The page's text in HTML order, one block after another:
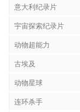
意大利纪录片
宇宙探索纪录片
动物超能力
古埃及
动物星球
连环杀手